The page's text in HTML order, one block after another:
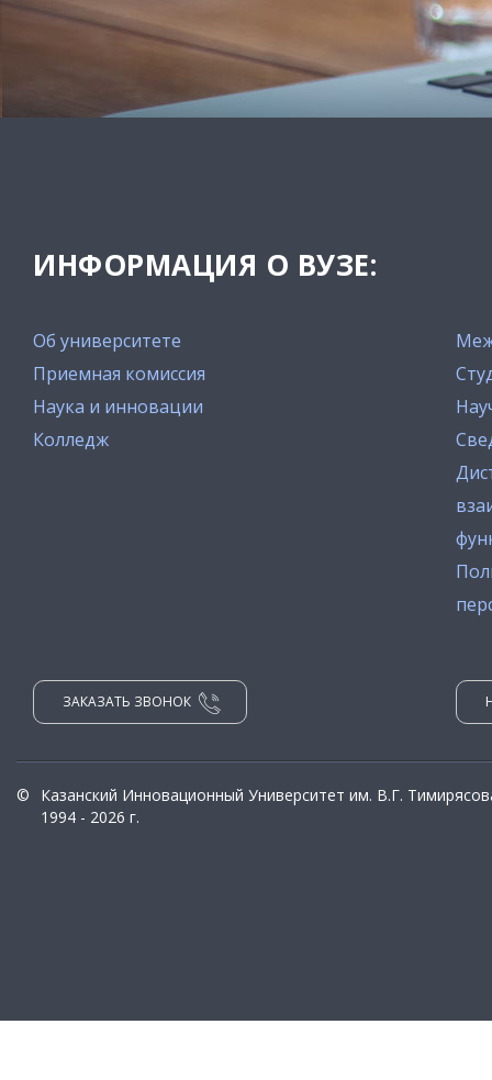
ИНФОРМАЦИЯ О ВУЗЕ:
Об университете
Приемная комиссия
Наука и инновации
Колледж
ЗАКАЗАТЬ ЗВОНОК
©
Казанский Инновационный Университет им. В.Г.
1994 - 2026 г.